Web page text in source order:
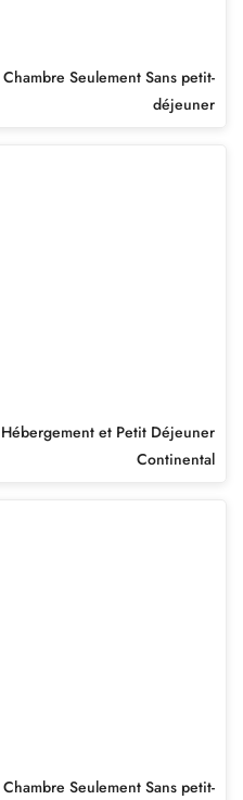
Chambre Seulement Sans petit-
déjeuner
Hébergement et Petit Déjeuner
Continental
Chambre Seulement Sans petit-